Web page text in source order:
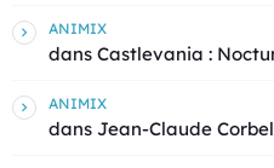
ANIMIX
dans Castlevania :
ANIMIX
dans Jean-Claude Corbel